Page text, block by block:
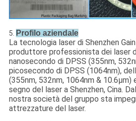
5. Profilo aziendale
La tecnologia laser di Shenzhen
produttore professionista dei laser
nanosecondo di DPSS (355nm,
picosecondo di DPSS (1064nm),
(355nm, 532nm, 1064nm & 10.6μm)
segno del laser a Shenzhen, Cina.
nostra società del gruppo sta
attrezzature del laser.